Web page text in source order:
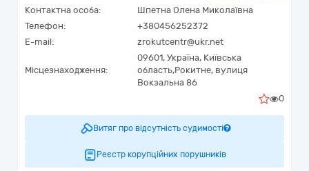
Контактна особа:
Шпетна Олена Миколаївна
Телефон:
+380456252372
E-mail:
zrokutcentr@ukr.net
Місцезнаходження:
09601, Україна, Київська
область,Рокитне, вулиця
Вокзальна 86
0
Витяг про відсутність судимості
Реєстр корупційних порушників